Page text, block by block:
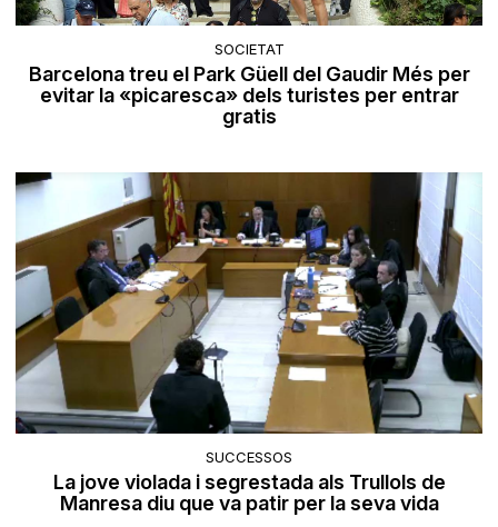
SOCIETAT
Barcelona treu el Park Güell del Gaudir Més per
evitar la «picaresca» dels turistes per entrar
gratis
SUCCESSOS
La jove violada i segrestada als Trullols de
Manresa diu que va patir per la seva vida